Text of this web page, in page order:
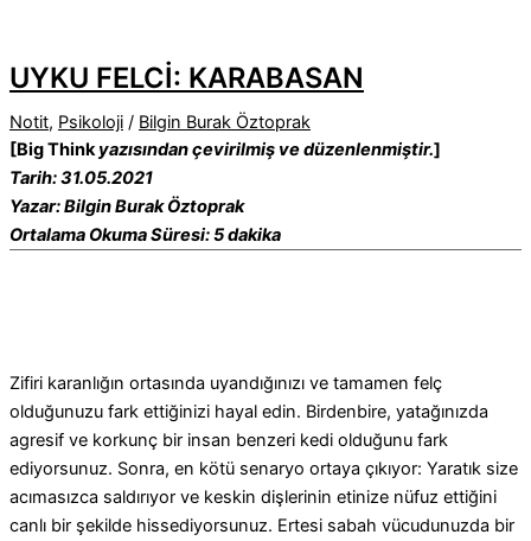
UYKU FELCİ: KARABASAN
Notit, Psikoloji / Bilgin Burak Öztoprak
[Big Thinkyazısından çevirilmiş ve düzenlenmiştir.]
Tarih: 31.05.2021
Yazar: Bilgin Burak Öztoprak
Ortalama Okuma Süresi: 5 dakika
Zifiri karanlığın ortasında uyandığınızı ve tamamen felç
olduğunuzu fark ettiğinizi hayal edin. Birdenbire, yatağınızda
agresif ve korkunç bir insan benzeri kedi olduğunu fark
ediyorsunuz. Sonra, en kötü senaryo ortaya çıkıyor: Yaratık size
acımasızca saldırıyor ve keskin dişlerinin etinize nüfuz ettiğini
canlı bir şekilde hissediyorsunuz. Ertesi sabah vücudunuzda bir